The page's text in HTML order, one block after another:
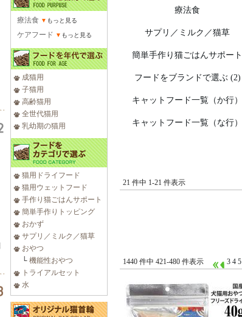
療法食 ▼ もっと見る
ケアフード ▼ もっと見る
成猫用
子猫用
高齢猫用
全世代猫用
乳幼期の猫用
猫用ドライフード
猫用ウェットフード
手作り猫ごはんサポート
簡単手作りトッピング
おかず
サプリ／ミルク／猫草
おやつ
└ 機能性おやつ
トライアルセット
水
療法食
サプリ／ミルク／猫草
簡単手作り猫ごはんサポート
フードをブランドで選ぶ (2)
キャットフード一覧（か行）
キャットフード一覧（な行）
21 件中 1-21 件表示
1440 件中 421-480 件表示 3 4 5